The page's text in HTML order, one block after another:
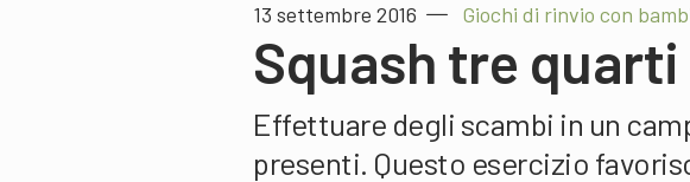
13 settembre 2016 Giochi di rinvio con
Squash tre quarti
Effettuare degli scambi in un
presenti. Questo esercizio